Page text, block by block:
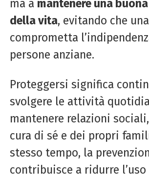
ma a mantenere una
della vita, evitando che
comprometta
persone anziane.
Proteggersi significa
svolgere le attività
mantenere relazioni
cura di sé e dei propri
stesso tempo, la
contribuisce a ridurre l’uso